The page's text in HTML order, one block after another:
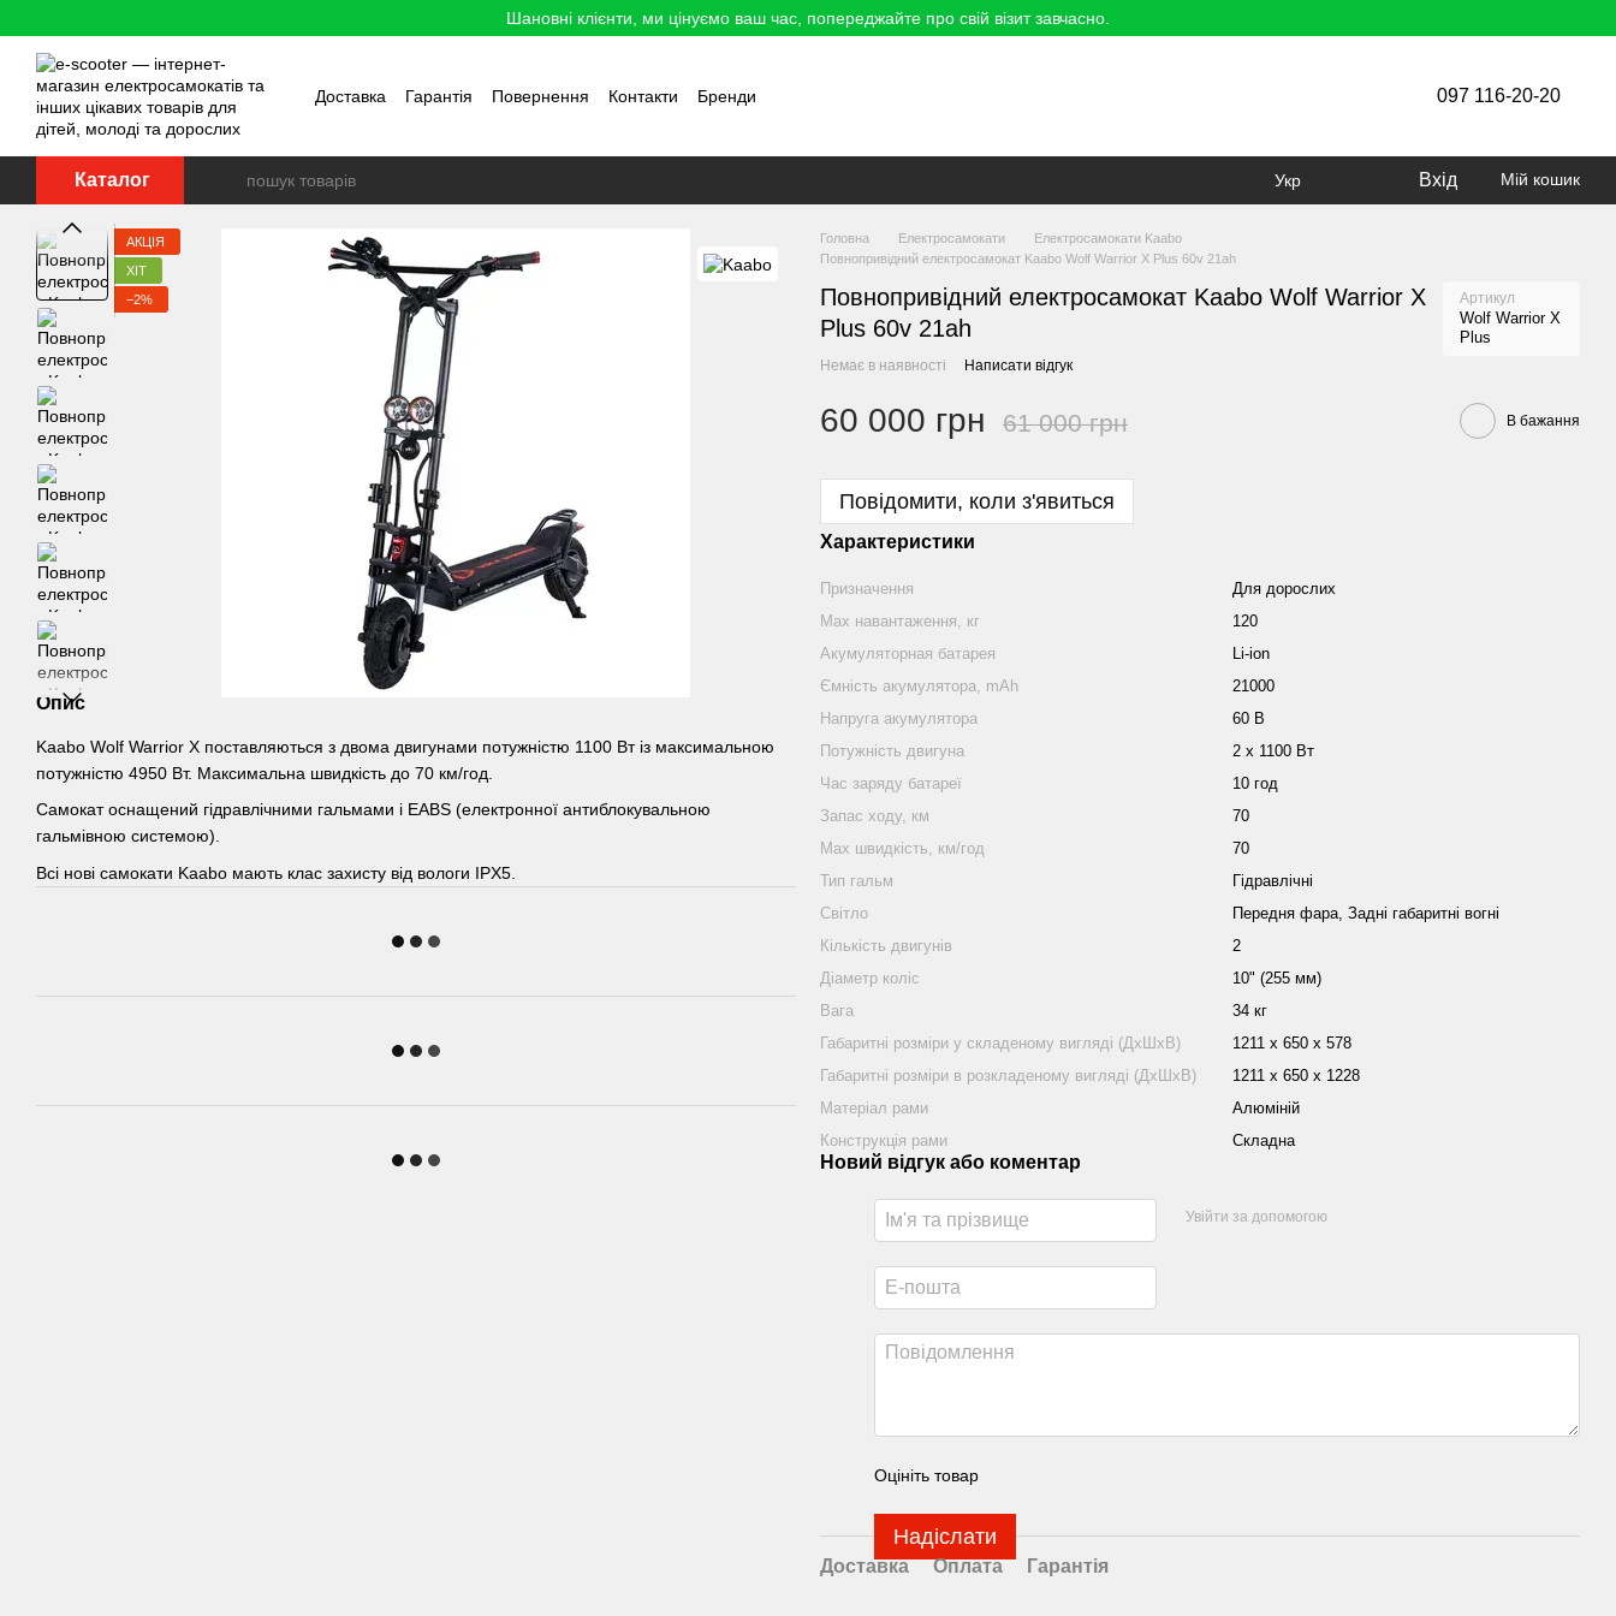
Шановні клієнти, ми цінуємо ваш час, попереджайте про свій візит завчасно.
Доставка Гарантія Повернення Контакти Бренди 097 116-20-20
Каталог Укр Вхід Мій кошик
АКЦІЯ
ХІТ
−2%
Опис
Kaabo Wolf Warrior X поставляються з двома двигунами потужністю 1100 Вт із максимальною
потужністю 4950 Вт. Максимальна швидкість до 70 км/год.
Самокат оснащений гідравлічними гальмами і EABS (електронної антиблокувальною
гальмівною системою).
Всі нові самокати Kaabo мають клас захисту від вологи IPX5.
Головна Електросамокати
Електросамокати Kaabo
Повнопривідний електросамокат Kaabo Wolf Warrior X Plus 60v 21ah
Повнопривідний електросамокат Kaabo Wolf Warrior X
Plus 60v 21ah
Артикул
Wolf Warrior X
Plus
Немає в наявності Написати відгук
60 000 грн 61 000 грн В бажання
Повідомити, коли з'явиться
Характеристики
Призначення
Для дорослих
Mаx навантаження, кг
120
Акумуляторная батарея
Li-ion
Ємність акумулятора, mAh
21000
Напруга акумулятора
60 В
Потужність двигуна
2 х 1100 Вт
Час заряду батареї
10 год
Запас ходу, км
70
Маx швидкість, км/год
70
Тип гальм
Гідравлічні
Світло
Передня фара, Задні габаритні вогні
Кількість двигунів
2
Діаметр коліс
10" (255 мм)
Вага
34 кг
Габаритні розміри у складеному вигляді (ДхШхВ)
1211 x 650 x 578
Габаритні розміри в розкладеному вигляді (ДхШхВ)
1211 x 650 x 1228
Матеріал рами
Алюміній
Конструкція рами
Складна
Новий відгук або коментар
Увійти за допомогою
Оцініть товар
Надіслати
Доставка Оплата Гарантія